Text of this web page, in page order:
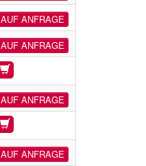
AUF ANFRAGE
AUF ANFRAGE
AUF ANFRAGE
AUF ANFRAGE